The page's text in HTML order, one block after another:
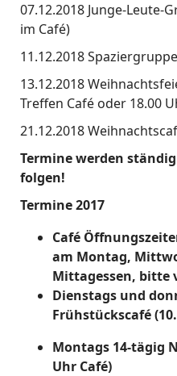
07.12.2018 Junge-Leute-
im Café)
11.12.2018
13.12.2018
Treffen Café oder 18.00
21.12.2018
Termine werden
folgen!
Termine 2017
Café
am Montag,
Mittagessen, bitte
Dienstags und
Frühstückscafé
Montags 14-tägig
Uhr Café)